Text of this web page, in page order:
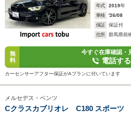
年式
2019年
車検
'26/08
保証
保証付
住所
群馬県前
無
料
今すぐ在庫確認・
電話する
カーセンサーアフター保証がAプランに付いています
メルセデス・ベンツ
Cクラスカブリオレ C180 スポーツ